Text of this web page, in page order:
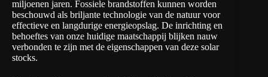
miljoenen jaren. Fossiele brandstoffen kunnen worden
beschouwd als briljante technologie van de natuur voor
effectieve en langdurige energieopslag. De inrichting en
behoeftes van onze huidige maatschappij blijken nauw
verbonden te zijn met de eigenschappen van deze solar
stocks.